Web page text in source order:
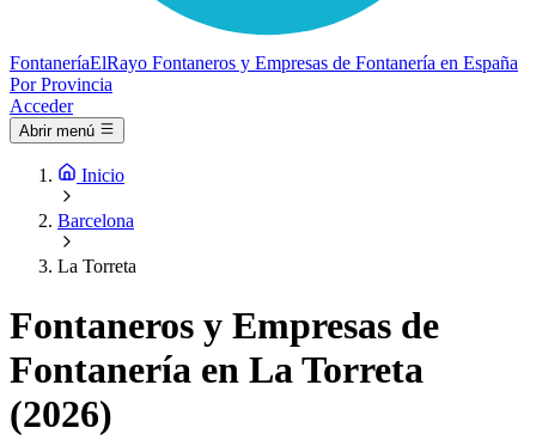
FontaneríaElRayo Fontaneros y Empresas de Fontanería en España
Por Provincia
Acceder
Abrir menú
Inicio
Barcelona
La Torreta
Fontaneros y Empresas de
Fontanería en La Torreta
(2026)